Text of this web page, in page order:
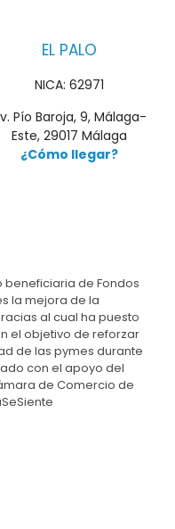
EL PALO
NICA: 62971
Pío Baroja, 9, Málaga-
Este, 29017 Málaga
¿Cómo llegar?
beneficiaria de Fondos
la mejora de la
al cual ha puesto
el objetivo de reforzar
de las pymes durante
con el apoyo del
de Comercio de